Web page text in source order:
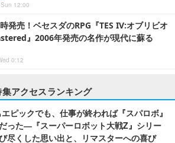
12:00
発売！ベセスダのRPG『TES IV:オブリビオ
』2006年発売の名作が現代に蘇る
0:12
集アクセスランキング
ピックでも、仕事が終われば『スパロボ』
った―『スーパーロボット大戦Z』シリー
尽くした思い出と、リマスターへの喜び